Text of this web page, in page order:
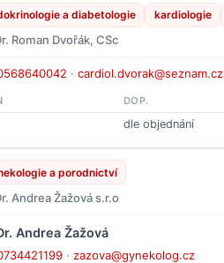
a diabetologie kardiologie
Roman Dvořák, CSc
· cardiol.dvorak@seznam.cz
DOP.
dle objednání
a porodnictví
Andrea Žažová s.r.o
Andrea Žažová
· zazova@gynekolog.cz